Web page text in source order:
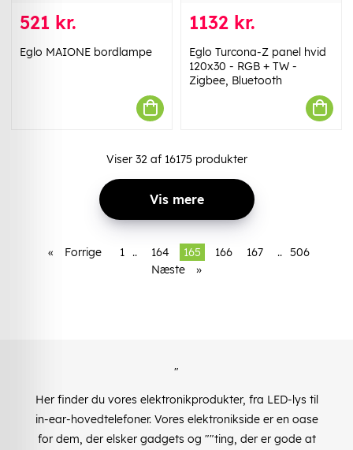
521 kr.
Eglo MAIONE bordlampe
1132 kr.
Eglo Turcona-Z panel hvid
120x30 - RGB + TW -
Zigbee, Bluetooth
Viser 32af 16175 produkter
Vis mere
« Forrige 1 .. 164 165 166 167 .. 506
Næste
»
"
Her finder du vores elektronikprodukter, fra LED-lys til
in-ear-hovedtelefoner. Vores elektronikside er en oase
for dem, der elsker gadgets og ""ting, der er gode at